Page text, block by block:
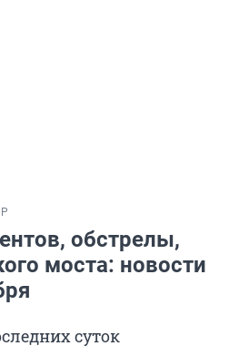
обстрелы,
моста: новости
суток